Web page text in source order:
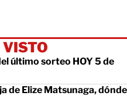
último sorteo HOY 5 de
de Elize Matsunaga, dónde